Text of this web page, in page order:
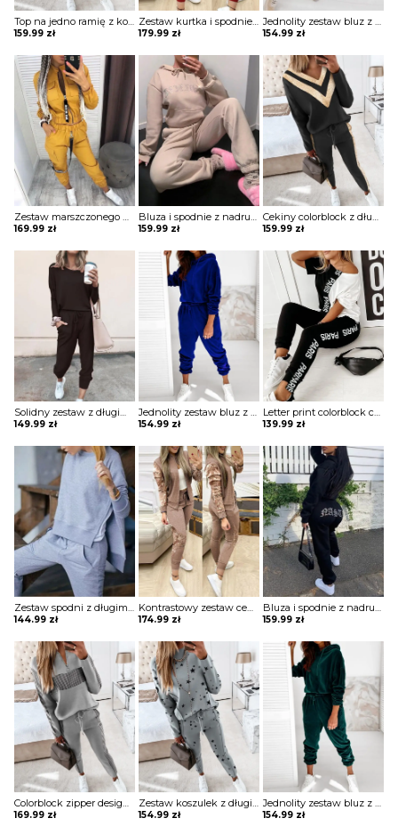
Top na jedno ramię z koralikami i zestawem spodni ze sznurkiem komplet Nathasja
159.99 zł
Zestaw kurtka i spodnie ze sznurkiem w kontrastową kratę komplet Reizel
179.99 zł
Jednolity zestaw bluz z kapturem i sznurkiem długim rękawem komplet Nicolea
154.99 zł
Zestaw marszczonego płaszcza i spodni cargo z kieszeniami na zamek błyskawiczny komplet Ezzelina
169.99 zł
Bluza i spodnie z nadrukiem literowym długim rękawem komplet Anthony
159.99 zł
Cekiny colorblock z długim rękawem i zestawem spodni ze sznurkiem w talii komplet Afra
159.99 zł
Solidny zestaw z długim rękawem i sznurkiem na co dzień komplet Allegonda
149.99 zł
Jednolity zestaw bluz z kapturem i sznurkiem długim rękawem komplet Nicolea
154.99 zł
Letter print colorblock cold shoulder top i zestaw spodni komplet Amarilis
139.99 zł
Zestaw spodni z długim rękawem i kieszeniami komplet Serafina
144.99 zł
Kontrastowy zestaw cekinów na zamek błyskawiczny i spodnie ze sznurkiem komplet Esperia
174.99 zł
Bluza i spodnie z nadrukiem literowym długim rękawem komplet Anthony
159.99 zł
Colorblock zipper design z długim rękawem i zestawem spodni ze sznurkiem w talii komplet Soleil
169.99 zł
Zestaw koszulek z długim rękawem i sznurkiem w talii nadrukiem gwiazdy komplet Shameka
154.99 zł
Jednolity zestaw bluz z kapturem i sznurkiem długim rękawem komplet Nicolea
154.99 zł